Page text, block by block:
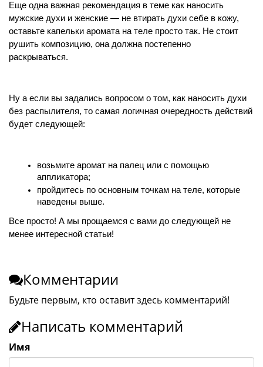
Еще одна важная рекомендация в теме как наносить
мужские духи и женские — не втирать духи себе в кожу,
оставьте капельки аромата на теле просто так. Не стоит
рушить композицию, она должна постепенно
раскрываться.
Ну а если вы задались вопросом о том, как наносить духи
без распылителя, то самая логичная очередность действий
будет следующей:
возьмите аромат на палец или с помощью
аппликатора;
пройдитесь по основным точкам на теле, которые
наведены выше.
Все просто! А мы прощаемся с вами до следующей не
менее интересной статьи!
Комментарии
Будьте первым, кто оставит здесь комментарий!
Написать комментарий
Имя